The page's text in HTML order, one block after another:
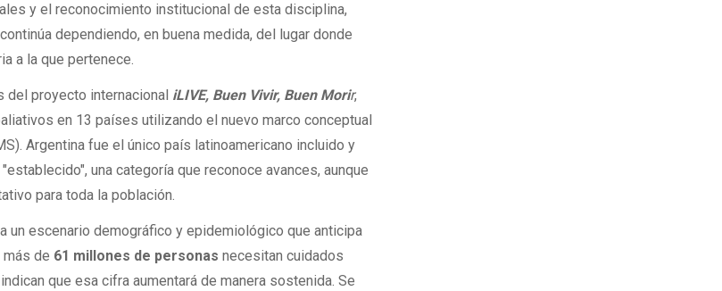
y el reconocimiento institucional de esta disciplina,
dependiendo, en buena medida, del lugar donde
a la que pertenece.
del proyecto internacional iLIVE, Buen Vivir, Buen Morir,
en 13 países utilizando el nuevo marco conceptual
Argentina fue el único país latinoamericano incluido y
una categoría que reconoce avances, aunque
para toda la población.
un escenario demográfico y epidemiológico que anticipa
más de 61 millones de personas necesitan cuidados
que esa cifra aumentará de manera sostenida. Se